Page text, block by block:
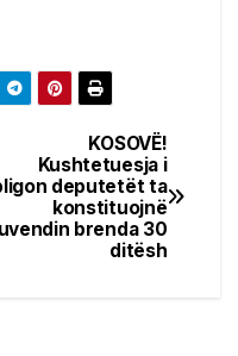
KOSOVË!
Kushtetuesja i
deputetët ta
konstituojnë
brenda 30
ditësh